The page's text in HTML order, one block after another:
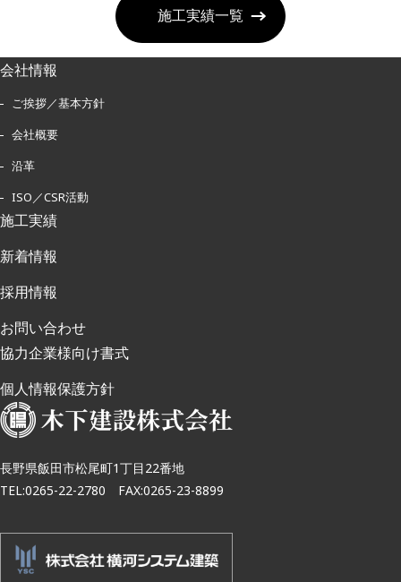
施工実績一覧
会社情報
ご挨拶／基本方針
会社概要
沿革
ISO／CSR活動
施工実績
新着情報
採用情報
お問い合わせ
協力企業様向け書式
個人情報保護方針
長野県飯田市松尾町1丁目22番地
TEL:0265-22-2780 FAX:0265-23-8899